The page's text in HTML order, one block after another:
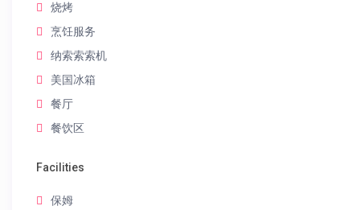
烧烤
烹饪服务
纳索索索机
美国冰箱
餐厅
餐饮区
Facilities
保姆